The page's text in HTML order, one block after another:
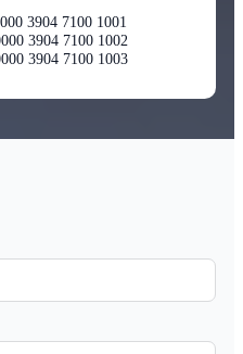
3904 7100 1001
3904 7100 1002
3904 7100 1003